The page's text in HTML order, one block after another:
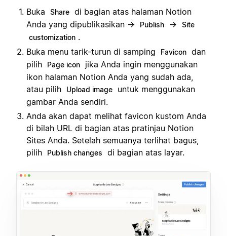
Buka
Share di bagian atas halaman Notion
Anda yang dipublikasikan →
Publish →
Site
customization .
Buka menu tarik-turun di samping
Favicon dan
pilih
Page icon
jika Anda ingin menggunakan
ikon halaman Notion Anda yang sudah ada,
atau pilih
Upload image
untuk menggunakan
gambar Anda sendiri.
Anda akan dapat melihat favicon kustom Anda
di bilah URL di bagian atas pratinjau Notion
Sites Anda. Setelah semuanya terlihat bagus,
pilih
Publish changes di bagian atas layar.